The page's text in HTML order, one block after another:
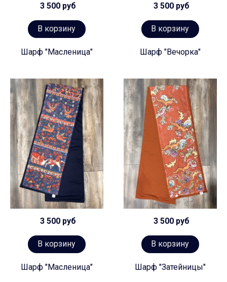
3 500 руб
В корзину
Шарф "Масленица"
3 500 руб
В корзину
Шарф "Вечорка"
3 500 руб
В корзину
Шарф "Масленица"
3 500 руб
В корзину
Шарф "Затейницы"